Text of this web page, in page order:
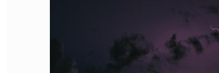
Scienze
umanistiche,